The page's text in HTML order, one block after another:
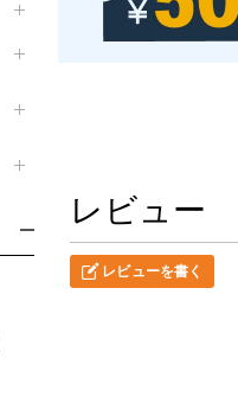
レビュー
レビューを書く